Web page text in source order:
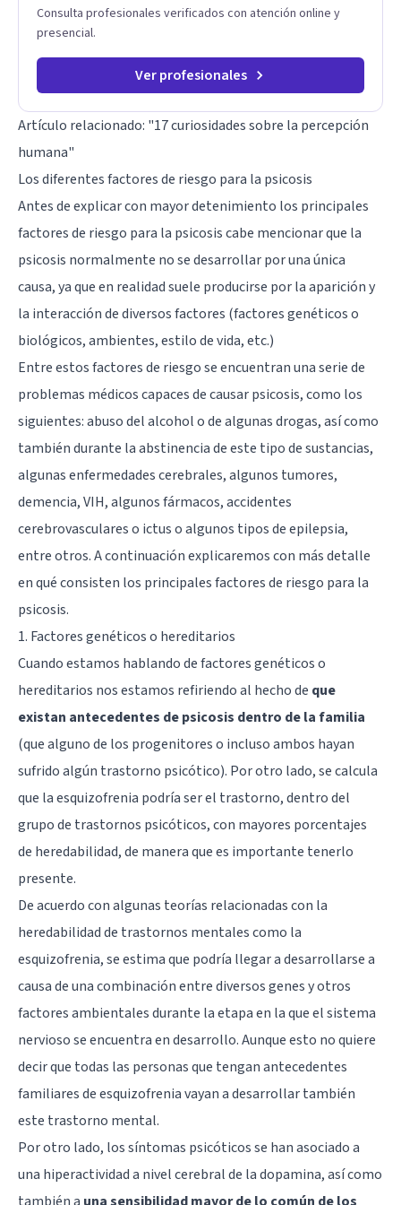
Consulta profesionales verificados con atención online y
presencial.
Ver profesionales
Artículo relacionado: "17 curiosidades sobre la percepción
humana"
Los diferentes factores de riesgo para la psicosis
Antes de explicar con mayor detenimiento los principales
factores de riesgo para la psicosis cabe mencionar que la
psicosis normalmente no se desarrollar por una única
causa, ya que en realidad suele producirse por la aparición y
la interacción de diversos factores (factores genéticos o
biológicos, ambientes, estilo de vida, etc.)
Entre estos factores de riesgo se encuentran una serie de
problemas médicos capaces de causar psicosis, como los
siguientes: abuso del alcohol o de algunas drogas, así como
también durante la abstinencia de este tipo de sustancias,
algunas enfermedades cerebrales, algunos tumores,
demencia, VIH, algunos fármacos, accidentes
cerebrovasculares o ictus o algunos tipos de epilepsia,
entre otros. A continuación explicaremos con más detalle
en qué consisten los principales factores de riesgo para la
psicosis.
1. Factores genéticos o hereditarios
Cuando estamos hablando de factores genéticos o
hereditarios nos estamos refiriendo al hecho de que
existan antecedentes de psicosis dentro de la familia
(que alguno de los progenitores o incluso ambos hayan
sufrido algún trastorno psicótico). Por otro lado, se calcula
que la esquizofrenia podría ser el trastorno, dentro del
grupo de trastornos psicóticos, con mayores porcentajes
de heredabilidad, de manera que es importante tenerlo
presente.
De acuerdo con algunas teorías relacionadas con la
heredabilidad de trastornos mentales como la
esquizofrenia, se estima que podría llegar a desarrollarse a
causa de una combinación entre diversos genes y otros
factores ambientales durante la etapa en la que el sistema
nervioso se encuentra en desarrollo. Aunque esto no quiere
decir que todas las personas que tengan antecedentes
familiares de esquizofrenia vayan a desarrollar también
este trastorno mental.
Por otro lado, los síntomas psicóticos se han asociado a
una hiperactividad a nivel cerebral de la dopamina, así como